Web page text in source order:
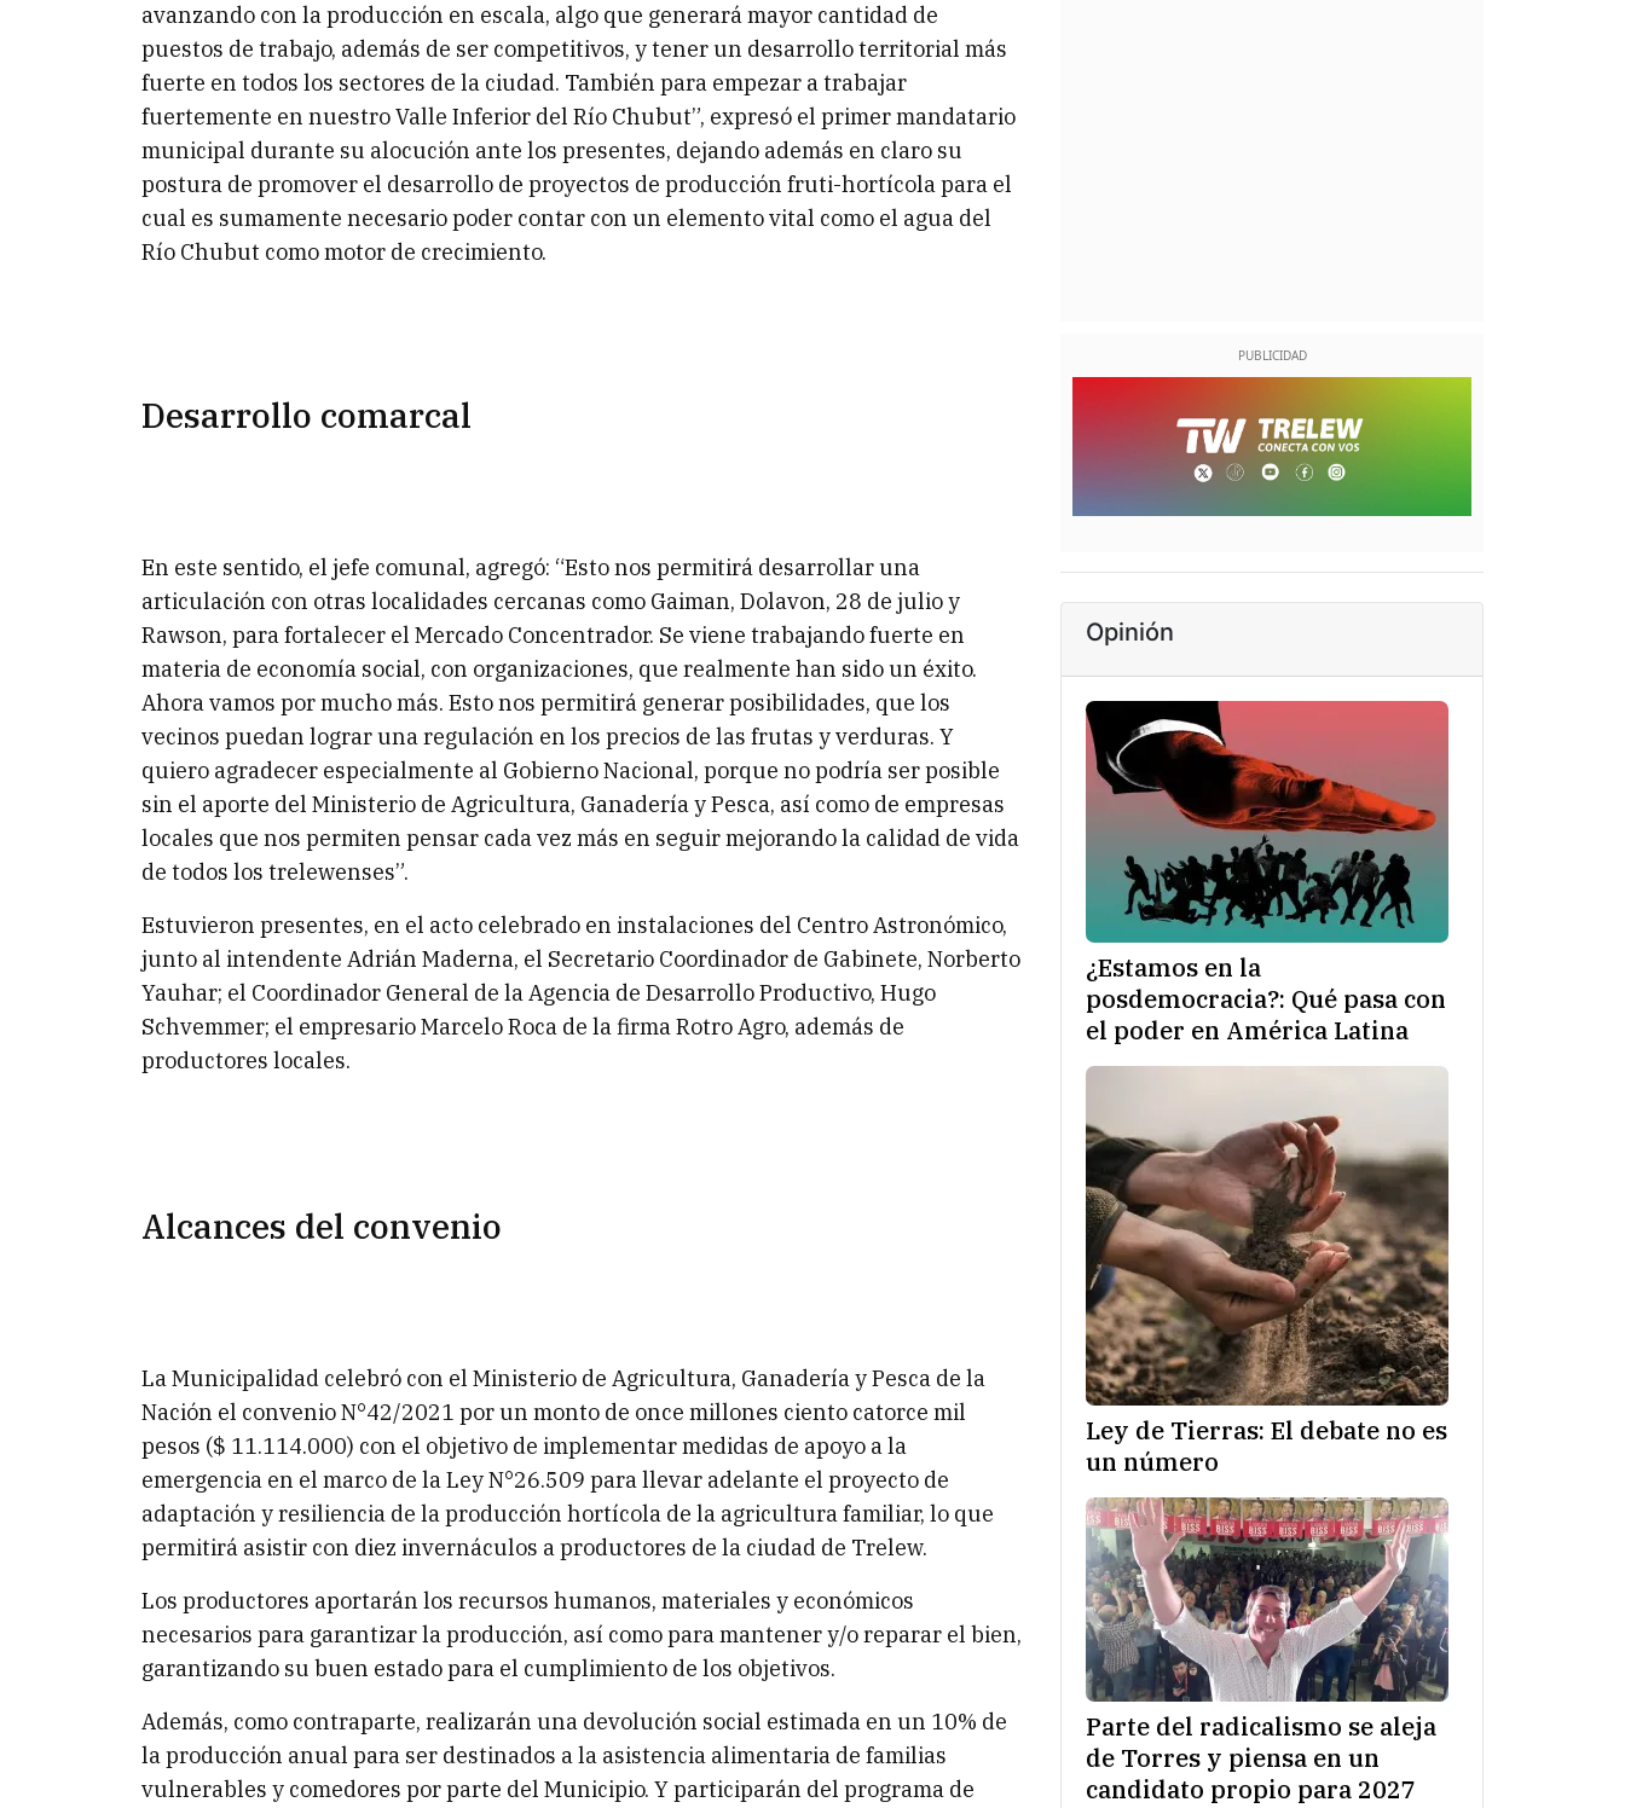
avanzando con la producción en escala, algo que generará mayor cantidad de
puestos de trabajo, además de ser competitivos, y tener un desarrollo territorial más
fuerte en todos los sectores de la ciudad. También para empezar a trabajar
fuertemente en nuestro Valle Inferior del Río Chubut”, expresó el primer mandatario
municipal durante su alocución ante los presentes, dejando además en claro su
postura de promover el desarrollo de proyectos de producción fruti-hortícola para el
cual es sumamente necesario poder contar con un elemento vital como el agua del
Río Chubut como motor de crecimiento.
Desarrollo comarcal
En este sentido, el jefe comunal, agregó: “Esto nos permitirá desarrollar una
articulación con otras localidades cercanas como Gaiman, Dolavon, 28 de julio y
Rawson, para fortalecer el Mercado Concentrador. Se viene trabajando fuerte en
materia de economía social, con organizaciones, que realmente han sido un éxito.
Ahora vamos por mucho más. Esto nos permitirá generar posibilidades, que los
vecinos puedan lograr una regulación en los precios de las frutas y verduras. Y
quiero agradecer especialmente al Gobierno Nacional, porque no podría ser posible
sin el aporte del Ministerio de Agricultura, Ganadería y Pesca, así como de empresas
locales que nos permiten pensar cada vez más en seguir mejorando la calidad de vida
de todos los trelewenses”.
Estuvieron presentes, en el acto celebrado en instalaciones del Centro Astronómico,
junto al intendente Adrián Maderna, el Secretario Coordinador de Gabinete, Norberto
Yauhar; el Coordinador General de la Agencia de Desarrollo Productivo, Hugo
Schvemmer; el empresario Marcelo Roca de la firma Rotro Agro, además de
productores locales.
Alcances del convenio
La Municipalidad celebró con el Ministerio de Agricultura, Ganadería y Pesca de la
Nación el convenio N°42/2021 por un monto de once millones ciento catorce mil
pesos ($ 11.114.000) con el objetivo de implementar medidas de apoyo a la
emergencia en el marco de la Ley N°26.509 para llevar adelante el proyecto de
adaptación y resiliencia de la producción hortícola de la agricultura familiar, lo que
permitirá asistir con diez invernáculos a productores de la ciudad de Trelew.
Los productores aportarán los recursos humanos, materiales y económicos
necesarios para garantizar la producción, así como para mantener y/o reparar el bien,
garantizando su buen estado para el cumplimiento de los objetivos.
Además, como contraparte, realizarán una devolución social estimada en un 10% de
la producción anual para ser destinados a la asistencia alimentaria de familias
vulnerables y comedores por parte del Municipio. Y participarán del programa de
Opinión
¿Estamos en la
posdemocracia?: Qué pasa con
el poder en América Latina
Ley de Tierras: El debate no es
un número
Parte del radicalismo se aleja
de Torres y piensa en un
candidato propio para 2027